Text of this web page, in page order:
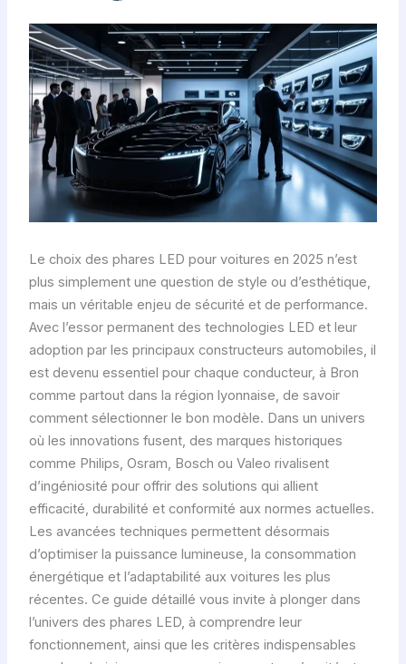
Le choix des phares LED pour voitures en 2025 n’est
plus simplement une question de style ou d’esthétique,
mais un véritable enjeu de sécurité et de performance.
Avec l’essor permanent des technologies LED et leur
adoption par les principaux constructeurs automobiles, il
est devenu essentiel pour chaque conducteur, à Bron
comme partout dans la région lyonnaise, de savoir
comment sélectionner le bon modèle. Dans un univers
où les innovations fusent, des marques historiques
comme Philips, Osram, Bosch ou Valeo rivalisent
d’ingéniosité pour offrir des solutions qui allient
efficacité, durabilité et conformité aux normes actuelles.
Les avancées techniques permettent désormais
d’optimiser la puissance lumineuse, la consommation
énergétique et l’adaptabilité aux voitures les plus
récentes. Ce guide détaillé vous invite à plonger dans
l’univers des phares LED, à comprendre leur
fonctionnement, ainsi que les critères indispensables